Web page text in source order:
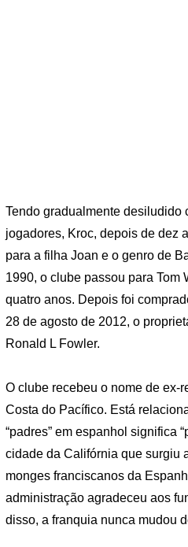
Tendo gradualmente desiludido
jogadores, Kroc, depois de dez
para a filha Joan e o genro de
1990, o clube passou para Tom
quatro anos. Depois foi
28 de agosto de 2012, o
Ronald L Fowler.
O clube recebeu o nome de ex-
Costa do Pacífico. Está
“padres” em espanhol significa
cidade da Califórnia que surgiu
monges franciscanos da
administração agradeceu aos
disso, a franquia nunca mudou